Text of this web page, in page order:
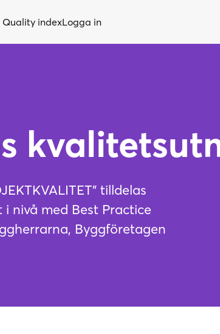
Quality indexLogga in
kalkylatorn
Kontakta
tilldelas
nivå med Best Practice
Byggföretagen